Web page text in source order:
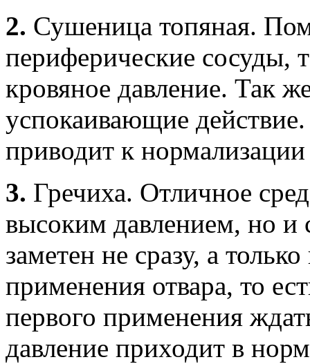
2. Сушеница топяная.
периферические
кровяное давление. Так
успокаивающие
приводит к нормализации
3. Гречиха. Отличное
высоким давлением, но и
заметен не сразу, а
применения отвара, то
первого применения
давление приходит в